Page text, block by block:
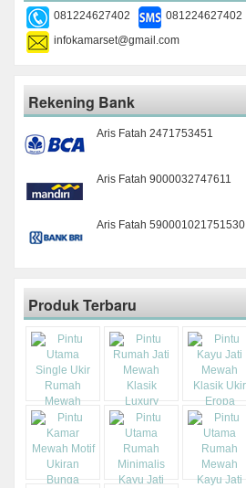
081224627402 081224627402
infokamarset@gmail.com
Rekening Bank
Aris Fatah 2471753451
Aris Fatah 9000032747611
Aris Fatah 590001021751530
Produk Terbaru